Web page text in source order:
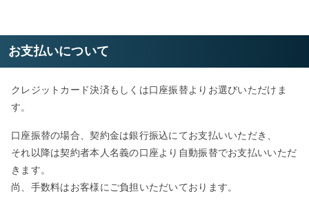
お支払いについて
クレジットカード決済もしくは口座振替よりお選びいただけま
す。
口座振替の場合、契約金は銀行振込にてお支払いいただき、
それ以降は契約者本人名義の口座より自動振替でお支払いいただ
きます。
尚、手数料はお客様にご負担いただいております。